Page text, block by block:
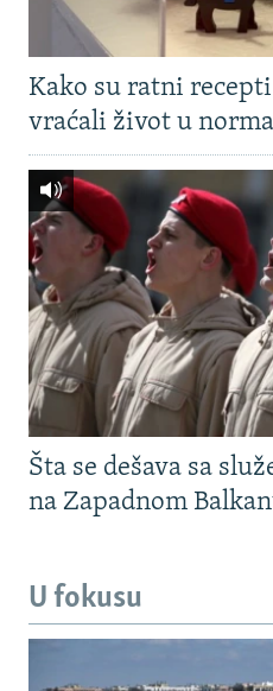
Kako su ratni
vraćali život u
Šta se dešava sa
na Zapadnom
U fokusu